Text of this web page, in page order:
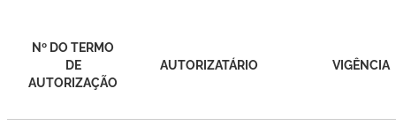
Nº DO TERMO
DE
AUTORIZAÇÃO
AUTORIZATÁRIO VIGÊNCIA